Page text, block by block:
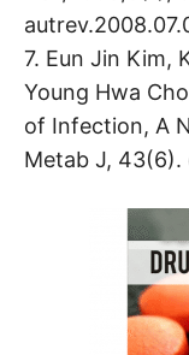
7. Eun Jin Kim,
Young Hwa
of Infection, A
Metab J, 43(6).